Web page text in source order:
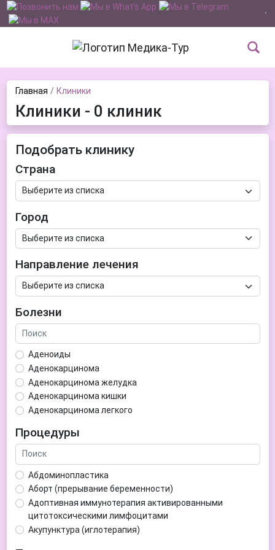
Главная Клиники
Клиники - 0 клиник
Подобрать клинику
Страна
Город
Направление лечения
Болезни
Аденоиды
Аденокарцинома
Аденокарцинома желудка
Аденокарцинома кишки
Аденокарцинома легкого
Аденома гипофиза
Аденома простаты
Аденома щитовидной железы
Аденомиоз
Адентия
Азооспермия
Акне (угри)
Алкоголизм
Процедуры
Абдоминопластика
Аборт (прерывание беременности)
Адоптивная иммунотерапия активированными
цитотоксическими лимфоцитами
Акупунктура (иглотерапия)